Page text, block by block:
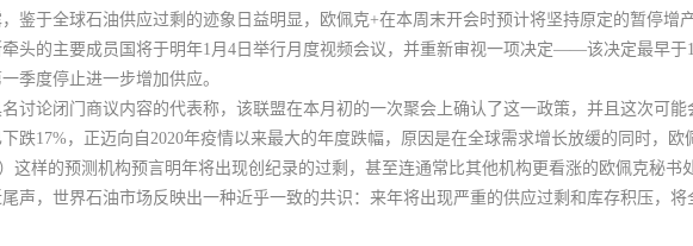
鉴于全球石油供应过剩的迹象日益明显，欧佩克+在本周末开会时预计将坚持原定的暂停增产
头的主要成员国将于明年1月4日举行月度视频会议，并重新审视一项决定——该决定最早于
一季度停止进一步增加供应。
讨论闭门商议内容的代表称， 该联盟在本月初的一次聚会上确认了这一政策，并且这次可能
跌17%，正迈向自2020年疫情以来最大的年度跌幅，原因是在全球需求增长放缓的同时，
这样的预测机构预言明年将出现创纪录的过剩，甚至连通常比其他机构更看涨的欧佩克秘书
尾声，世界石油市场反映出一种近乎一致的共识：来年将出现严重的供应过剩和库存积压，